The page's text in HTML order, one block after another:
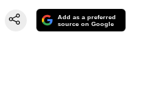
Add as a preferred
source on Google